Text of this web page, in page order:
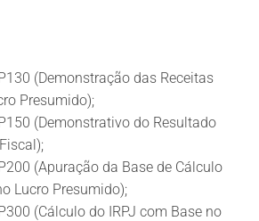
(Demonstração das Receitas
Presumido);
(Demonstrativo do Resultado
(Apuração da Base de Cálculo
Lucro Presumido);
(Cálculo do IRPJ com Base no